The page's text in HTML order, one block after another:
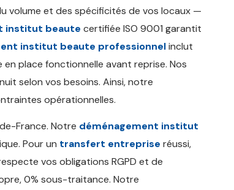
volume et des spécificités de vos locaux —
institut beaute certifiée ISO 9001 garantit
institut beaute professionnelinclut
place fonctionnelle avant reprise. Nos
selon vos besoins. Ainsi, notre
opérationnelles.
France. Notre déménagement institut
Pour un transfert entreprise réussi,
vos obligations RGPD et de
0% sous-traitance. Notre